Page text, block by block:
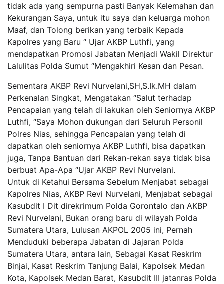
tidak ada yang sempurna pasti Banyak Kelemahan dan
Kekurangan Saya, untuk itu saya dan keluarga mohon
Maaf, dan Tolong berikan yang terbaik Kepada
Kapolres yang Baru “ Ujar AKBP Luthfi, yang
mendapatkan Promosi Jabatan Menjadi Wakil Direktur
Lalulitas Polda Sumut “Mengakhiri Kesan dan Pesan.
Sementara AKBP Revi Nurvelani,SH,S.Ik.MH dalam
Perkenalan Singkat, Mengatakan “Salut terhadap
Pencapaian yang telah di lakukan oleh Seniornya AKBP
Luthfi, “Saya Mohon dukungan dari Seluruh Personil
Polres Nias, sehingga Pencapaian yang telah di
dapatkan oleh seniornya AKBP Luthfi, bisa dapatkan
juga, Tanpa Bantuan dari Rekan-rekan saya tidak bisa
berbuat Apa-Apa “Ujar AKBP Revi Nurvelani.
Untuk di Ketahui Bersama Sebelum Menjabat sebagai
Kapolres Nias, AKBP Revi Nurvelani, Menjabat sebagai
Kasubdit I Dit direkrimum Polda Gorontalo dan AKBP
Revi Nurvelani, Bukan orang baru di wilayah Polda
Sumatera Utara, Lulusan AKPOL 2005 ini, Pernah
Menduduki beberapa Jabatan di Jajaran Polda
Sumatera Utara, antara lain, Sebagai Kasat Reskrim
Binjai, Kasat Reskrim Tanjung Balai, Kapolsek Medan
Kota, Kapolsek Medan Barat, Kasubdit III jatanras Polda